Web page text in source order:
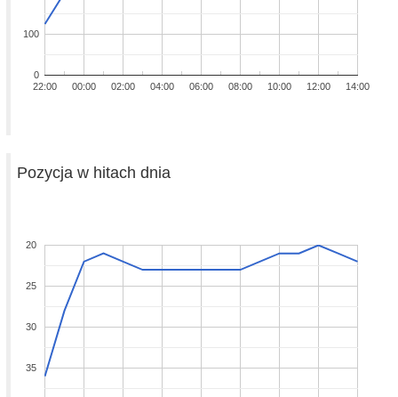
22:00 00:00 02:00 04:00 06:00 08:00 10:00 12:00 14:00
0
100
Pozycja w hitach dnia
20
25
30
35